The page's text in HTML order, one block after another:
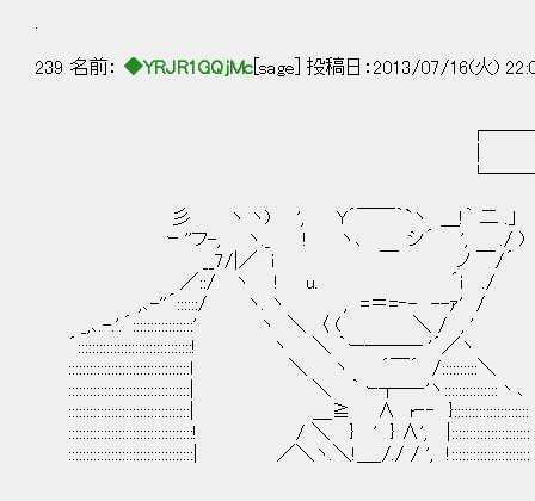
239 名前： ◆YRJR1GQjMc [sage] 投稿日：2013/07/16(火)
彡 ヽ ヽ) ', Y´￣￣｀`ヽ ＿!｀ 二 .」
ｰ ''フ-, ヽ._ ! ヽ､ シ´ ', ./ )
__7/|／ i ￣ ノ ￣/´ …私の著
／::/ ヽ ! u. ´i ./
,､-''´::::::/ ヽ. ヽ , =＝=‐- --ｧ' / 論文を書
_,､.-.'.´:::::::::::::::::' ヽ ＼ 〈 ( ＼ / , '
´::::::::::::::::::::::::::::::::! ヽ ＼ ｀ー─── '´／ヽ も
::::::::::::::::::::::::::::::::::l ＼ ヽ ´￣´ /::::::::::＼
::::::::::::::::::::::::::::::::::| ＼ ｀ ｰ┬─‐'ヽ:::::::::::::::丶､
::::::::::::::::::::::::::::::::::| ＿≧ ∧ r‐‐ }:::::::::::::::::::::
:::::::::::::::::::::::::::::::::::! / ＼ } ' } ∧', |::::::::::::::::::::::
:::::::::::::::::::::::::::::::::::| ／＼ヽ.＼!＿_/./ / ', !::::::::::::::::::::::